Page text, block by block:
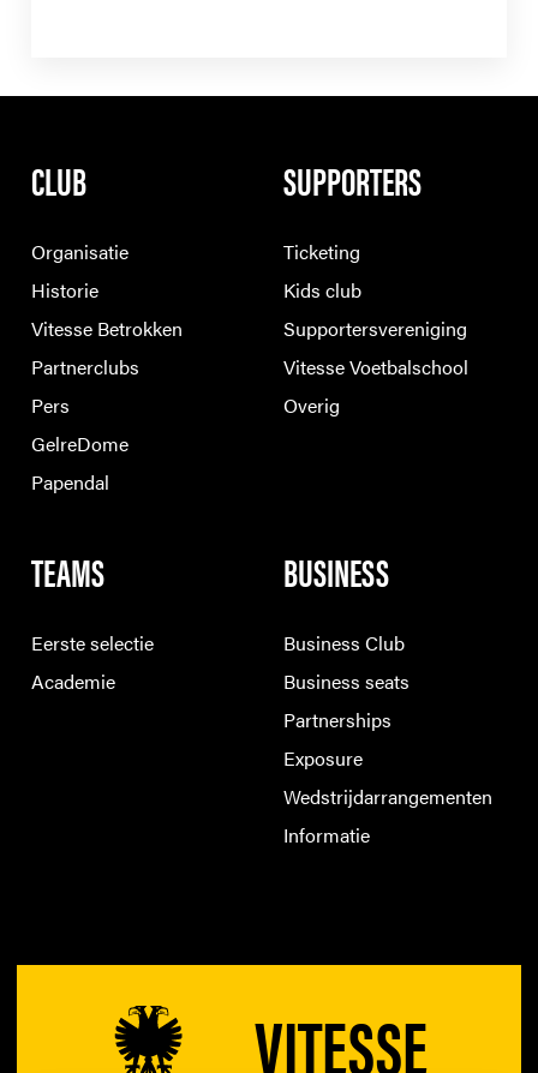
CLUB
Organisatie
Historie
Vitesse Betrokken
Partnerclubs
Pers
GelreDome
Papendal
SUPPORTERS
Ticketing
Kids club
Supportersvereniging
Vitesse Voetbalschool
Overig
TEAMS
Eerste selectie
Academie
BUSINESS
Business Club
Business seats
Partnerships
Exposure
Wedstrijdarrangementen
Informatie
VITESSE